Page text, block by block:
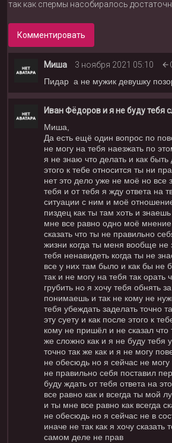
так как спермы насобиралось
Комментировать
Миша 3 ноября 2021 05:10
Пидар а не мужик девушку
Иван Фёдоров и я не буду тебя
Миша,
Да есть ещё один вопрос по
не могу на тебя наезжать по
я не знаю что делать и как
этого к тебе относится ты ни
нет это дело уже не моё но все
тебя и от тебя я жду ответа на
ситуации с ним и моё
пиздец как ты там хоть и
мне все равно одно моё мнение
сказать что ты не правильно
жизни когда ты меня вообще не
тебя ненавидеть когда ты не
все у них там было и как бы не
так и не могу на тебя так орать
грубить но я хочу тебя обнять
понимаешь и так не кому не
тебя убеждать заделать точно
эту суету и как после этого к
кому не пришёл и не сказал что
же сложно как и я не буду тебя
точно так же как и я не могу
не обесюдь но я сейчас не могу
не правильно себя поставил
буду ждать от тебя ответа на
все равно как и всегда ты мой
и ты мне все равно как всегда
не обесюдь но я сейчас не в
иначе не так как я хочу сказать
самом деле не прав